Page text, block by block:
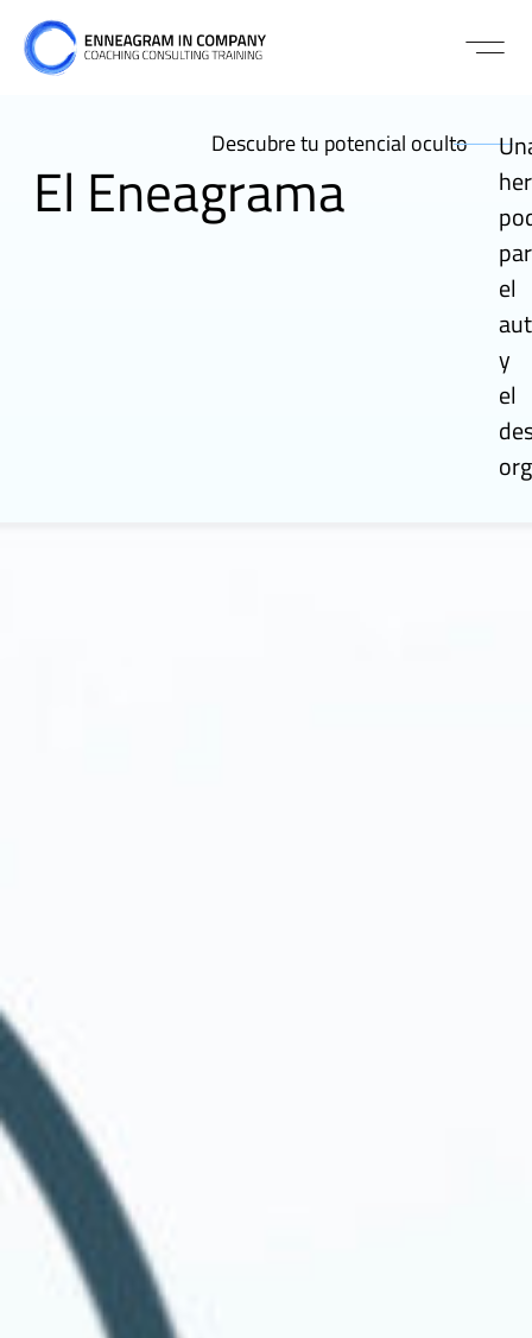
Descubre tu potencial oculto
El Eneagrama
el
y
el